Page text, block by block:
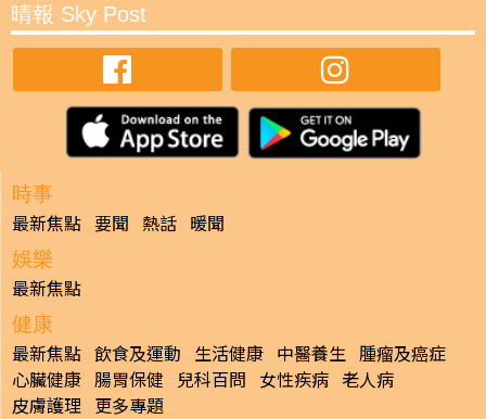
晴報 Sky Post
時事
最新焦點 要聞 熱話 暖聞
娛樂
最新焦點
健康
最新焦點 飲食及運動 生活健康 中醫養生 腫瘤及癌症
心臟健康 腸胃保健 兒科百問 女性疾病 老人病
皮膚護理 更多專題